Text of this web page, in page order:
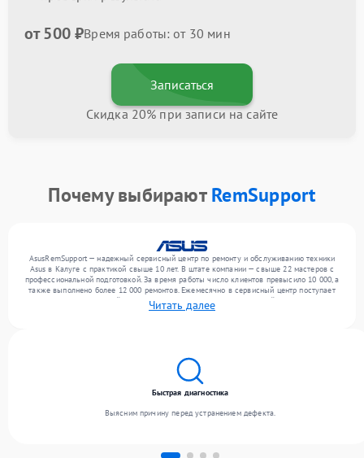
от 500 ₽Время работы: от 30 мин
Записаться
Скидка 20% при записи на сайте
Почему выбираютRemSupport
AsusRemSupport — надежный сервисный центр по ремонту и обслуживанию техники
Asus в Калуге с практикой свыше 10 лет. В штате компании — свыше 22 мастеров с
профессиональной подготовкой. За время работы число клиентов превысило 10 000, а
также выполнено более 12 000 ремонтов. Ежемесячно в сервисный центр поступает
более 300 обращений, включая , , . Мы беремся за задачи любой сложности и
поддерживаем высокий стандарт качества благодаря отлаженным процессам
Читать далее
Быстрая диагностика
Выясним причину перед устранением дефекта.